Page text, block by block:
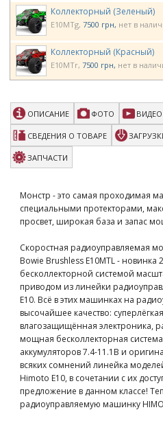
Коллекторный (Зеленый)
E10MTg 7500 грн нет в
Коллекторный (Красный)
E10MTr 7500 грн нет в
ОПИСАНИЕ ФОТО ВИДЕО
СВЕДЕНИЯ О ТОВАРЕ
ЗАПЧАСТИ
Монстр - это самая проходимая
специальными протекторами,
просвет, широкая база и запас
Скоростная радиоуправляемая
Bowie Brushless E10MTL - новинка
бесколлекторной системой
приводом из линейки
E10. Всё в этих машинках на
высочайшее качество:
влагозащищённая электроника,
мощная бесколлекторная
аккумуляторов 7.4-11.1В и
всяких сомнений линейка
Himoto E10, в сочетании с их
предложение в данном классе!
радиоуправляемую машинку